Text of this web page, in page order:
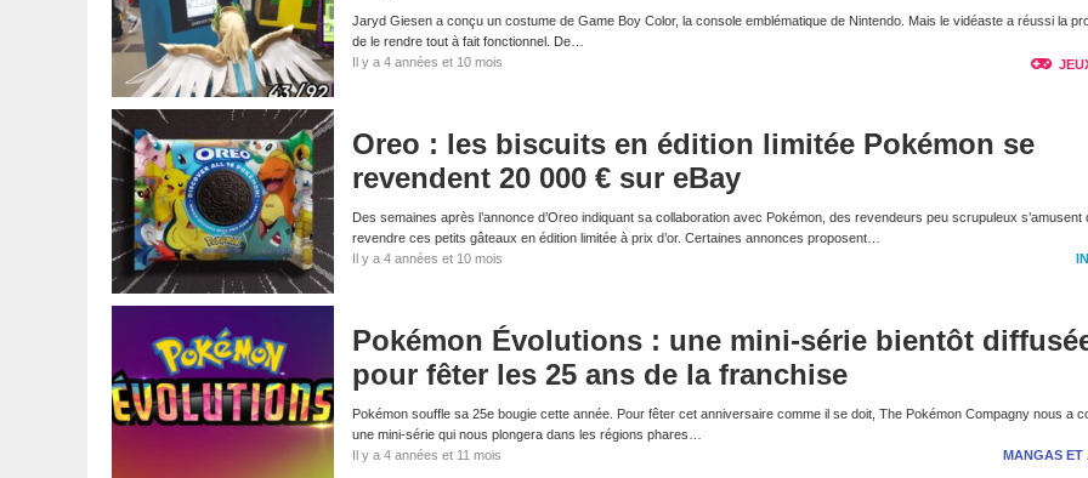
Jaryd Giesen a conçu un costume de Game Boy Color, la console emblématique de Nintendo. Mais le vidéaste a réussi la
de le rendre tout à fait fonctionnel. De…
Il y a 4 années et 10 mois
Oreo : les biscuits en édition limitée Pokémon se
revendent 20 000 € sur eBay
Des semaines après l’annonce d’Oreo indiquant sa collaboration avec Pokémon, des revendeurs peu scrupuleux s’amusent
revendre ces petits gâteaux en édition limitée à prix d’or. Certaines annonces proposent…
Il y a 4 années et 10 mois
Pokémon Évolutions : une mini-série bientôt
pour fêter les 25 ans de la franchise
Pokémon souffle sa 25e bougie cette année. Pour fêter cet anniversaire comme il se doit, The Pokémon Compagny nous a
une mini-série qui nous plongera dans les régions phares…
Il y a 4 années et 11 mois
MANGAS ET